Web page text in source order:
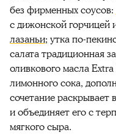
без фирменных соусов:
с дижонской горчицей
лазаньи; утка по-
салата традиционная
оливкового масла
лимонного сока,
сочетание
и объединяет его с
мягкого сыра.